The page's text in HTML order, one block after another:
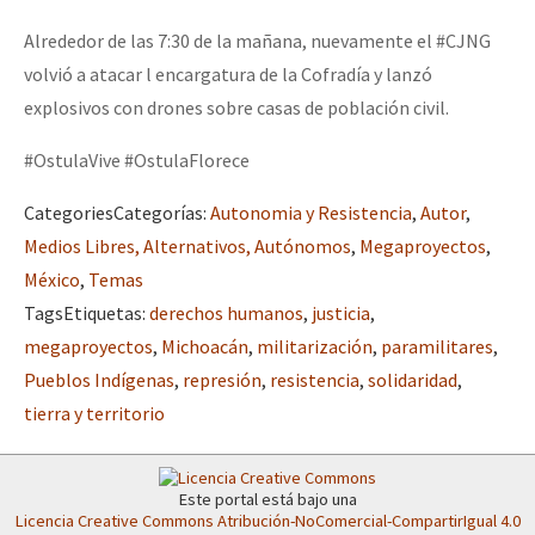
EZLN
La Sexta
AutonomÍa y Resistencia
Migración
Presos
Niñxs
ETIQUETAS
Audio
Dia 2 do Encontro “Guerra contra a Humanidad”
Dia 1: Encontro “Guerra contra a Humanidade”
Se o México sabe, que o mundo saiba! Nossas lutas pela
Alrededor de las 7:30 de la mañana, nuevamente el #CJNG
volvió a atacar l encargatura de la Cofradía y lanzó
explosivos con drones sobre casas de población civil.
#OstulaVive #OstulaFlorece
CategoriesCategorías: Autonomia y Resistencia, Autor,
Medios Libres, Alternativos, Autónomos, Megaproyectos,
México, Temas
TagsEtiquetas: derechos humanos, justicia,
megaproyectos, Michoacán, militarización, paramilitares,
Pueblos Indígenas, represión, resistencia, solidaridad,
tierra y territorio
Este portal está bajo una
Licencia Creative Commons Atribución-NoComercial-CompartirIgual 4.0